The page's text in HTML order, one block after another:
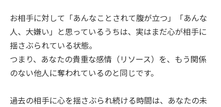
お相手に対して「あんなことされて腹が立つ」「あんな
人、大嫌い」と思っているうちは、実はまだ心が相手に
揺さぶられている状態。
つまり、あなたの貴重な感情（リソース）を、もう関係
のない他人に奪われているのと同じです。
過去の相手に心を揺さぶられ続ける時間は、あなたの未